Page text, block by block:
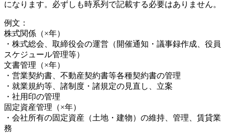
になります。必ずしも時系列で記載する必要はありません。
例文：
株式関係（×年）
・株式総会、取締役会の運営（開催通知・議事録作成、役員
スケジュール管理等）
文書管理（×年）
・営業契約書、不動産契約書等各種契約書の管理
・就業規約等、諸制度・諸規定の見直し、立案
・社用印の管理
固定資産管理（×年）
・会社所有の固定資産（土地・建物）の維持、管理、賃貸業
務